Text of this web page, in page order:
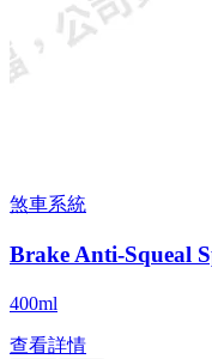
煞車系統
Brake Anti-Squeal
400ml
查看詳情